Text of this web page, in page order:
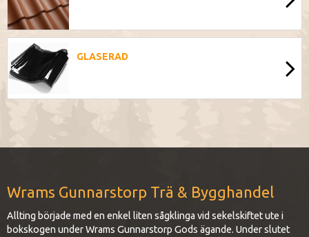
GLASERAD
Wrams Gunnarstorp Trä & Bygghandel
Allting började med en enkel liten sågklinga vid sekelskiftet ute i
bokskogen under Wrams Gunnarstorp Gods ägande. Under slutet